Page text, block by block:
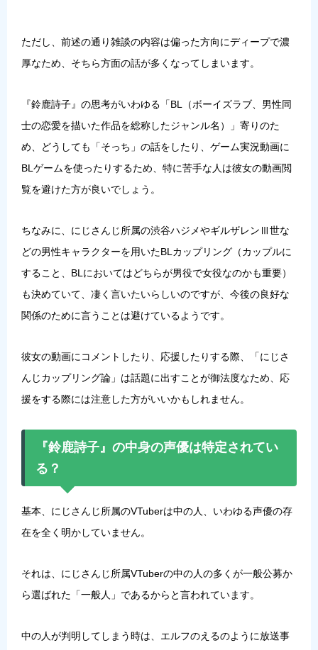
ただし、前述の通り雑談の内容は偏った方向にディープで濃
厚なため、そちら方面の話が多くなってしまいます。
『鈴鹿詩子』の思考がいわゆる「BL（ボーイズラブ、男性同
士の恋愛を描いた作品を総称したジャンル名）」寄りのた
め、どうしても「そっち」の話をしたり、ゲーム実況動画に
BLゲームを使ったりするため、特に苦手な人は彼女の動画閲
覧を避けた方が良いでしょう。
ちなみに、にじさんじ所属の渋谷ハジメやギルザレンⅢ世な
どの男性キャラクターを用いたBLカップリング（カップルに
すること、BLにおいてはどちらが男役で女役なのかも重要）
も決めていて、凄く言いたいらしいのですが、今後の良好な
関係のために言うことは避けているようです。
彼女の動画にコメントしたり、応援したりする際、「にじさ
んじカップリング論」は話題に出すことが御法度なため、応
援をする際には注意した方がいいかもしれません。
『鈴鹿詩子』の中身の声優は特定されてい
る？
基本、にじさんじ所属のVTuberは中の人、いわゆる声優の存
在を全く明かしていません。
それは、にじさんじ所属VTuberの中の人の多くが一般公募か
ら選ばれた「一般人」であるからと言われています。
中の人が判明してしまう時は、 エルフのえるのように放送事